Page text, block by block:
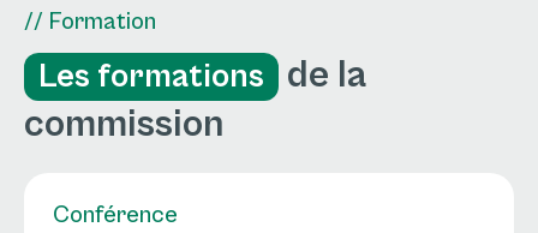
// Formation
Les formations
de la
commission
Conférence